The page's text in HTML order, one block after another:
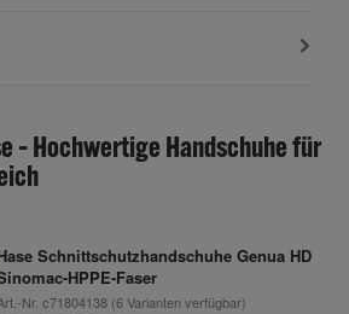
– Hochwertige Handschuhe für
Schnittschutzhandschuhe Genua HD
HPPE-Faser
Nr. c71804138(6 Varianten verfügbar)